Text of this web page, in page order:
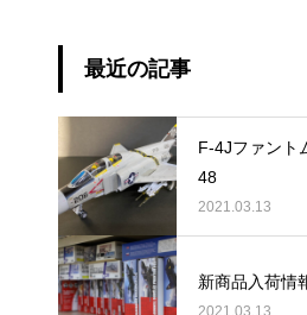
最近の記事
F-4Jファント
48
2021.03.13
新商品入荷情
2021.03.13